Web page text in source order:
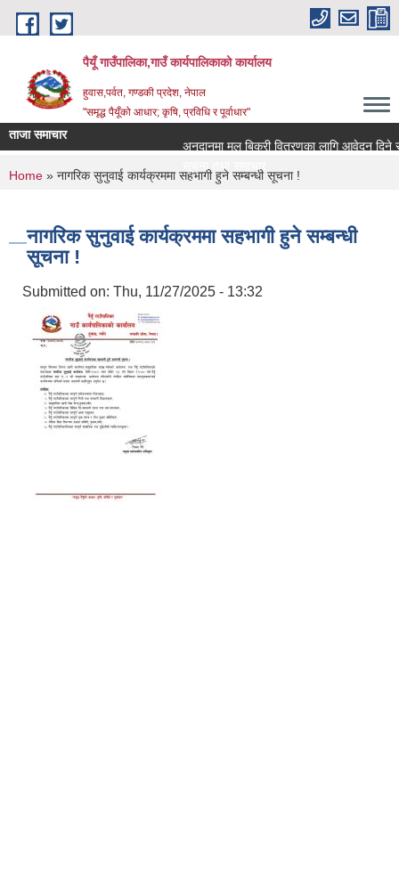
Skip to main content
पैयूँ गाउँपालिका,गाउँ कार्यपालिकाको कार्यालय
हुवास,पर्वत, गण्डकी प्रदेश, नेपाल
"समृद्ध पैयूँको आधार; कृषि, प्रविधि र पूर्वाधार"
ताजा समाचार
अनुदानमा मल बिक्री वितरणका लागि आवेदन दिने
सूचना तथा समाचार
You are here
Home » नागरिक सुनुवाई कार्यक्रममा सहभागी हुने सम्बन्धी सूचना !
नागरिक सुनुवाई कार्यक्रममा सहभागी हुने सम्बन्धी
सूचना !
Submitted on: Thu, 11/27/2025 - 13:32